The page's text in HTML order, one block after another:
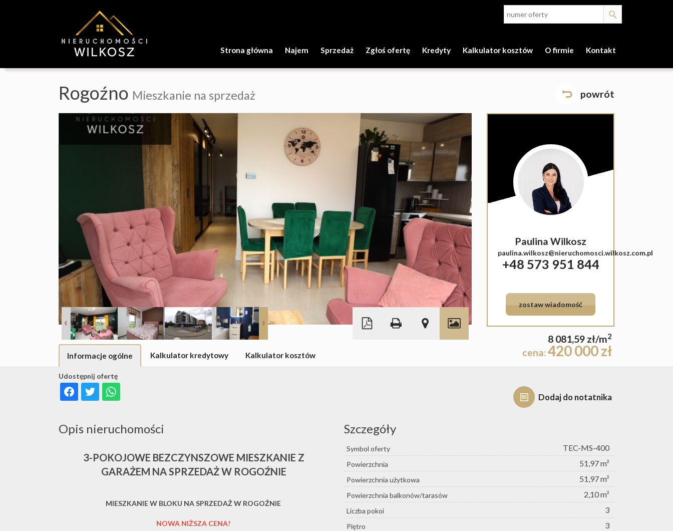
Strona główna Najem Sprzedaż Zgłoś ofertę Kredyty Kalkulator kosztów O firmie Kontakt
Rogoźno Mieszkanie na sprzedaż powrót
©OpenStreetMap contributors
Paulina Wilkosz
paulina.wilkosz@nieruchomosci.wilkosz.com.pl
+48 573 951 844
zostaw wiadomość
8 081,59 zł/m2
cena:420 000 zł
Dodaj do notatnika
Udostępnij ofertę
Informacje ogólne Kalkulator kredytowy Kalkulator kosztów
Opis nieruchomości
3-POKOJOWE BEZCZYNSZOWE MIESZKANIE Z
GARAŻEM NA SPRZEDAŻ W ROGOŹNIE
MIESZKANIE W BLOKU NA SPRZEDAŻ W ROGOŹNIE
NOWA NIŻSZA CENA!
Szczegóły
Symbol oferty TEC-MS-400
Powierzchnia 51,97 m²
Powierzchnia użytkowa 51,97 m²
Powierzchnia balkonów/tarasów 2,10 m²
Liczba pokoi 3
Piętro 3